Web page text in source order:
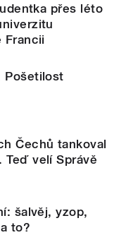
přes léto
Francii
Pošetilost
Čechů tankoval
velí Správě
šalvěj, yzop,
to?